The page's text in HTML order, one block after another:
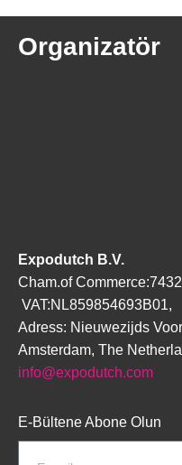
Organizatör
Expodutch B.V.
Cham.of
VAT:NL859854693B01,
Adress: Nieuwezijds
Amsterdam, The
info@expodutch.com
E-Bültene Abone Olun